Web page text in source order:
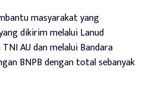
masyarakat yang
dikirim melalui Lanud
AU dan melalui Bandara
BNPB dengan total sebanyak